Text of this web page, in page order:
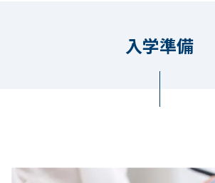
入学準備